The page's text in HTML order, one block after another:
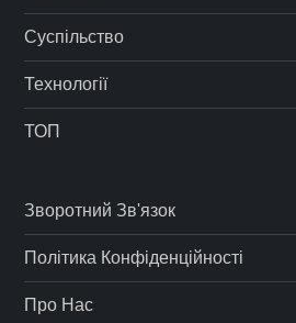
Суспільство
Технології
ТОП
Зворотний Зв'язок
Політика Конфіденційності
Про Нас